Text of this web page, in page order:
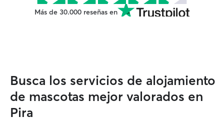
Más de 30.000 reseñas en
Busca los servicios de alojamiento
de mascotas mejor valorados en
Pira